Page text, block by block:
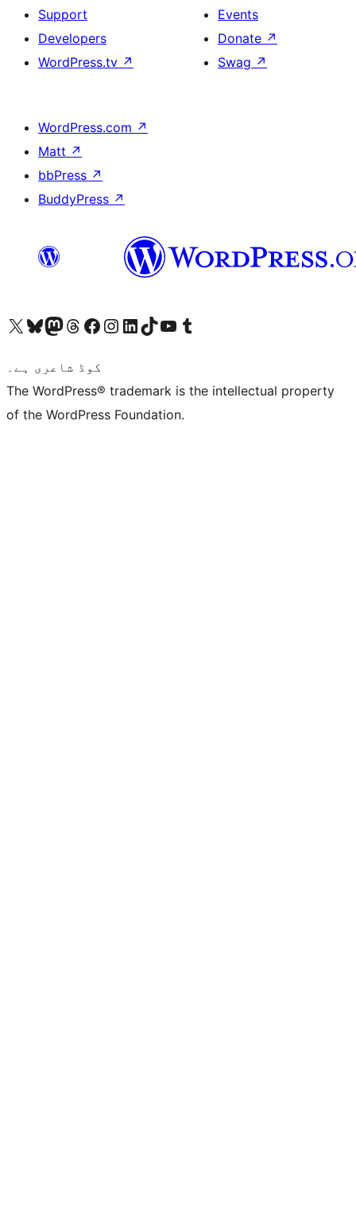
Support
Developers
WordPress.tv ↗
Events
Donate ↗
Swag ↗
WordPress.com ↗
Matt ↗
bbPress ↗
BuddyPress ↗
Visit our X (formerly Twitter) account
ہمارے بلیواسکائی اکاؤنٹ پر جائیں
Visit our Mastodon account
ہمارے ٹھریڈز اکاؤنٹ پر جائیں
Visit our Facebook page
Visit our Instagram account
Visit our LinkedIn account
ہمارے ٹک ٹاک اکاؤنٹ پر جائیں
Visit our YouTube channel
ہمارے ٹمبلر اکاؤنٹ پر جائیں
کوڈ شاعری ہے۔
The WordPress® trademark is the intellectual property
of the WordPress Foundation.